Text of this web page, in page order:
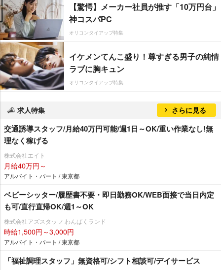
【驚愕】メーカー社員が推す「10万円台」
神コスパPC
オリコンタイアップ特集
イケメンてんこ盛り！尊すぎる男子の純情
ラブに胸キュン
オリコンタイアップ特集
求人特集 さらに見る
交通誘導スタッフ/月給40万円可能/週1日～OK/重い作業なし!無
理なく稼げる
株式会社エイト
月給40万円～
アルバイト・パート / 東京都
ベビーシッター/履歴書不要・即日勤務OK/WEB面接で当日内定
も可/直行直帰OK/週1～OK
株式会社アズスタッフ わんぱくランド
時給1,500円～3,000円
アルバイト・パート / 東京都
「福祉調理スタッフ」無資格可/シフト相談可/デイサービス